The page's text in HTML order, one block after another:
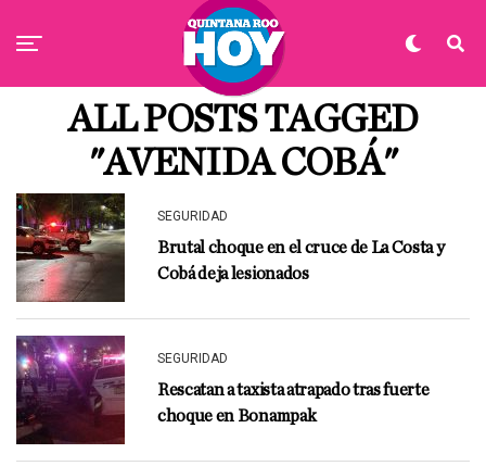
ALL POSTS TAGGED
"AVENIDA COBÁ"
SEGURIDAD
Brutal choque en el cruce de La Costa y
Cobá deja lesionados
SEGURIDAD
Rescatan a taxista atrapado tras fuerte
choque en Bonampak